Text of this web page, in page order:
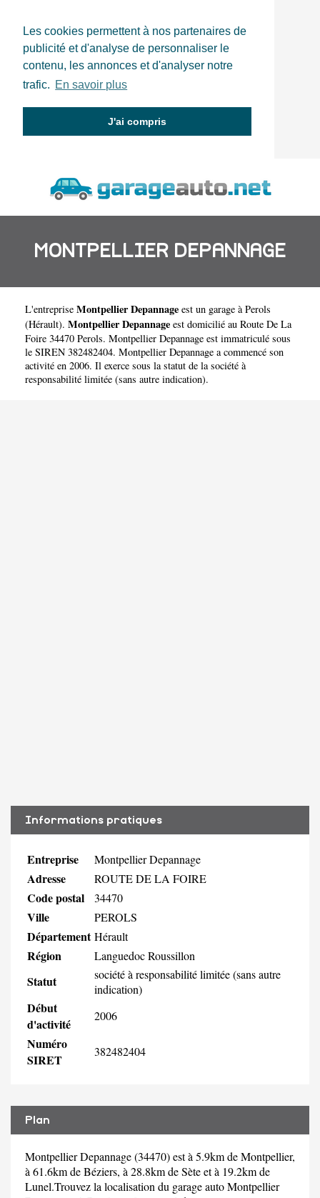
Les cookies permettent à nos partenaires de
publicité et d'analyse de personnaliser le
contenu, les annonces et d'analyser notre
trafic. En savoir plus
J'ai compris
MONTPELLIER DEPANNAGE
L'entreprise Montpellier Depannage est un garage à Perols
(Hérault). Montpellier Depannage est domicilié au Route De La
Foire 34470 Perols. Montpellier Depannage est immatriculé sous
le SIREN 382482404. Montpellier Depannage a commencé son
activité en 2006. Il exerce sous la statut de la société à
responsabilité limitée (sans autre indication).
Informations pratiques
Entreprise Montpellier Depannage
Adresse ROUTE DE LA FOIRE
Code postal 34470
Ville PEROLS
Département Hérault
Région Languedoc Roussillon
Statut
société à responsabilité limitée (sans autre
indication)
Début
d'activité
2006
Numéro
SIRET
382482404
Plan
Montpellier Depannage (34470) est à 5.9km de Montpellier,
à 61.6km de Béziers, à 28.8km de Sète et à 19.2km de
Lunel.Trouvez la localisation du garage auto Montpellier